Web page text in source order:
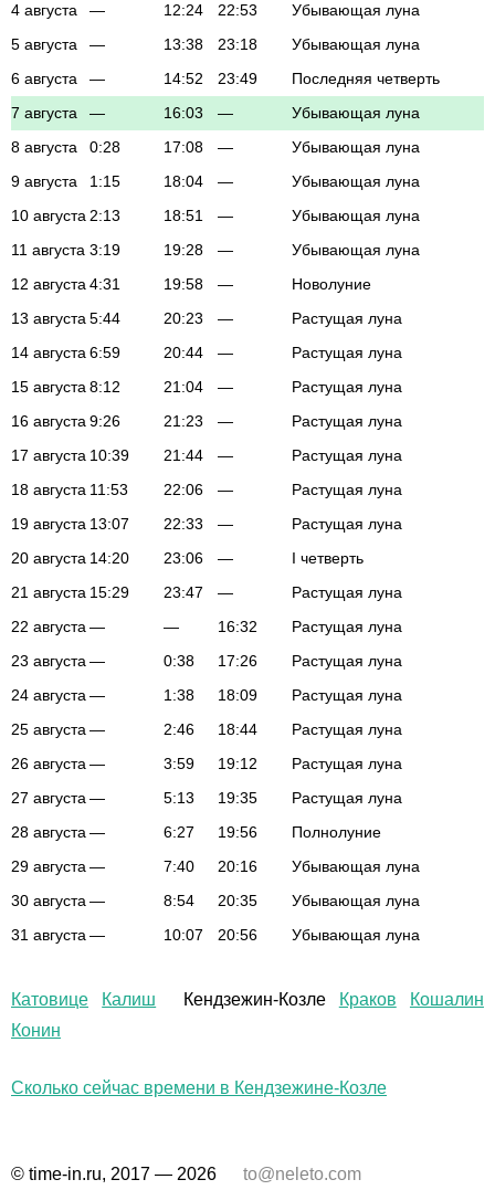
4 августа
— 12:24 22:53
Убывающая луна
5 августа
— 13:38 23:18
Убывающая луна
6 августа
— 14:52 23:49
Последняя четверть
7 августа
— 16:03 —
Убывающая луна
8 августа
0:28 17:08 —
Убывающая луна
9 августа
1:15 18:04 —
Убывающая луна
10 августа 2:13 18:51 —
Убывающая луна
11 августа 3:19 19:28 —
Убывающая луна
12 августа 4:31 19:58 —
Новолуние
13 августа 5:44 20:23 —
Растущая луна
14 августа 6:59 20:44 —
Растущая луна
15 августа 8:12 21:04 —
Растущая луна
16 августа 9:26 21:23 —
Растущая луна
17 августа 10:39 21:44 —
Растущая луна
18 августа 11:53 22:06 —
Растущая луна
19 августа 13:07 22:33 —
Растущая луна
20 августа 14:20 23:06 —
I четверть
21 августа 15:29 23:47 —
Растущая луна
22 августа — — 16:32
Растущая луна
23 августа — 0:38 17:26
Растущая луна
24 августа — 1:38 18:09
Растущая луна
25 августа — 2:46 18:44
Растущая луна
26 августа — 3:59 19:12
Растущая луна
27 августа — 5:13 19:35
Растущая луна
28 августа — 6:27 19:56
Полнолуние
29 августа — 7:40 20:16
Убывающая луна
30 августа — 8:54 20:35
Убывающая луна
31 августа — 10:07 20:56 Убывающая луна
Катовице Калиш Кендзежин-Козле Краков
Кошалин
Конин
Сколько сейчас времени в Кендзежине-Козле
© time-in.ru, 2017 — 2026 to@neleto.com